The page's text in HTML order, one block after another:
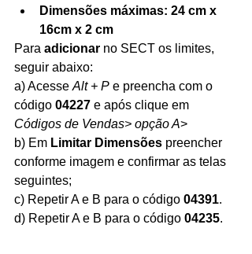
Dimensões máximas: 24 cm x
16cm x 2 cm
Para adicionar no SECT os limites,
seguir abaixo:
a) Acesse Alt + P e preencha com o
código 04227 e após clique em
Códigos de Vendas> opção A>
b) Em Limitar Dimensões preencher
conforme imagem e confirmar as telas
seguintes;
c) Repetir A e B para o código 04391.
d) Repetir A e B para o código 04235.